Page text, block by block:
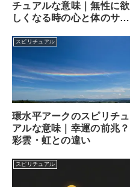
チュアルな意味｜無性に欲
しくなる時の心と体のサイ
スピリチュアル
環水平アークのスピリチュ
アルな意味｜幸運の前兆？
彩雲・虹との違い
スピリチュアル